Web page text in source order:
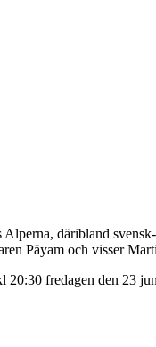
däribland
Päyam och visser
fredagen den 23